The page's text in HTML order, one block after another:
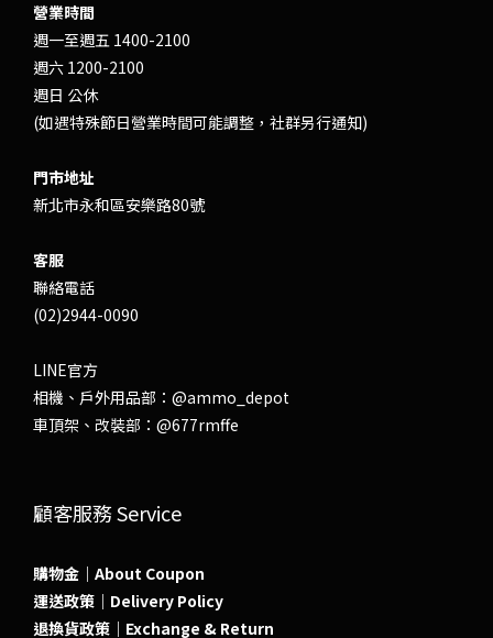
營業時間
週一至週五 1400-2100
週六 1200-2100
週日 公休
(如遇特殊節日營業時間可能調整，社群另行通知)
門市地址
新北市永和區安樂路80號
客服
聯絡電話
(02)2944-0090
LINE官方
相機、戶外用品部： @ammo_depot
車頂架、改裝部： @677rmffe
顧客服務 Service
購物金｜About Coupon
運送政策｜Delivery Policy
退換貨政策｜Exchange & Return